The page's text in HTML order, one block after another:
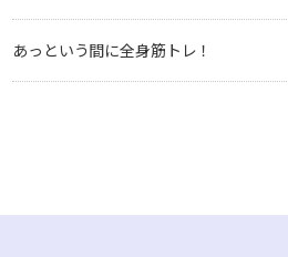
あっという間に全身筋トレ！